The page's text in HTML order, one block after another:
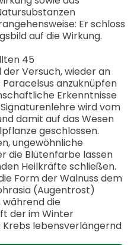
Er schloss
auf die Wirkung.
45
Versuch, wieder an
anzuknüpfen
Erkenntnisse
wird vom
damit auf das Wesen
geschlossen.
ungewöhnliche
die Blütenfarbe lassen
Heilkräfte schließen.
Form der Walnuss dem
(Augentrost)
während die
der im Winter
lebensverlängernd